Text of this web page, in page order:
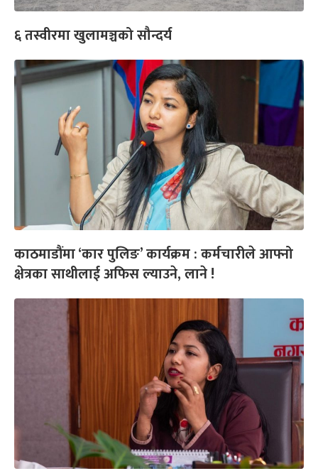
६ तस्वीरमा खुलामञ्चको सौन्दर्य
काठमाडौंमा ‘कार पुलिङ’ कार्यक्रम : कर्मचारीले आफ्नो
क्षेत्रका साथीलाई अफिस ल्याउने, लाने !